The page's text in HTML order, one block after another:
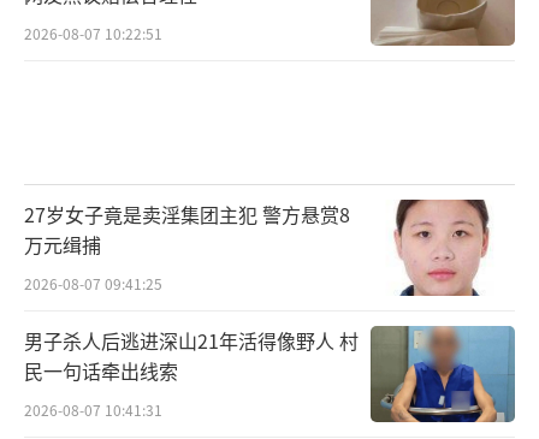
2026-08-07 10:22:51
27岁女子竟是卖淫集团主犯 警方悬赏8
万元缉捕
2026-08-07 09:41:25
男子杀人后逃进深山21年活得像野人 村
民一句话牵出线索
2026-08-07 10:41:31